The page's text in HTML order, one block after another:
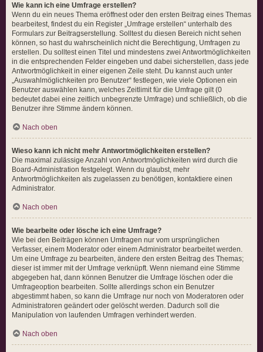
Wie kann ich eine Umfrage erstellen?
Wenn du ein neues Thema eröffnest oder den ersten Beitrag eines Themas
bearbeitest, findest du ein Register „Umfrage erstellen“ unterhalb des
Formulars zur Beitragserstellung. Solltest du diesen Bereich nicht sehen
können, so hast du wahrscheinlich nicht die Berechtigung, Umfragen zu
erstellen. Du solltest einen Titel und mindestens zwei Antwortmöglichkeiten
in die entsprechenden Felder eingeben und dabei sicherstellen, dass jede
Antwortmöglichkeit in einer eigenen Zeile steht. Du kannst auch unter
„Auswahlmöglichkeiten pro Benutzer“ festlegen, wie viele Optionen ein
Benutzer auswählen kann, welches Zeitlimit für die Umfrage gilt (0
bedeutet dabei eine zeitlich unbegrenzte Umfrage) und schließlich, ob die
Benutzer ihre Stimme ändern können.
Nach oben
Wieso kann ich nicht mehr Antwortmöglichkeiten erstellen?
Die maximal zulässige Anzahl von Antwortmöglichkeiten wird durch die
Board-Administration festgelegt. Wenn du glaubst, mehr
Antwortmöglichkeiten als zugelassen zu benötigen, kontaktiere einen
Administrator.
Nach oben
Wie bearbeite oder lösche ich eine Umfrage?
Wie bei den Beiträgen können Umfragen nur vom ursprünglichen
Verfasser, einem Moderator oder einem Administrator bearbeitet werden.
Um eine Umfrage zu bearbeiten, ändere den ersten Beitrag des Themas;
dieser ist immer mit der Umfrage verknüpft. Wenn niemand eine Stimme
abgegeben hat, dann können Benutzer die Umfrage löschen oder die
Umfrageoption bearbeiten. Sollte allerdings schon ein Benutzer
abgestimmt haben, so kann die Umfrage nur noch von Moderatoren oder
Administratoren geändert oder gelöscht werden. Dadurch soll die
Manipulation von laufenden Umfragen verhindert werden.
Nach oben